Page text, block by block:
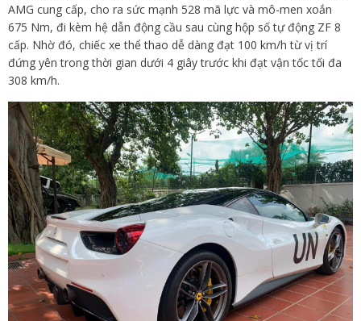
AMG cung cấp, cho ra sức mạnh 528 mã lực và mô-men xoắn
675 Nm, đi kèm hệ dẫn động cầu sau cùng hộp số tự động ZF 8
cấp. Nhờ đó, chiếc xe thể thao dễ dàng đạt 100 km/h từ vị trí
đứng yên trong thời gian dưới 4 giây trước khi đạt vận tốc tối đa
308 km/h.